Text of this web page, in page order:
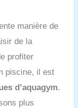
de
piece
bain
2 pieces
de bain
bronzage
manière de
de la
profiter
piscine, il est
d’aquagym.
plus